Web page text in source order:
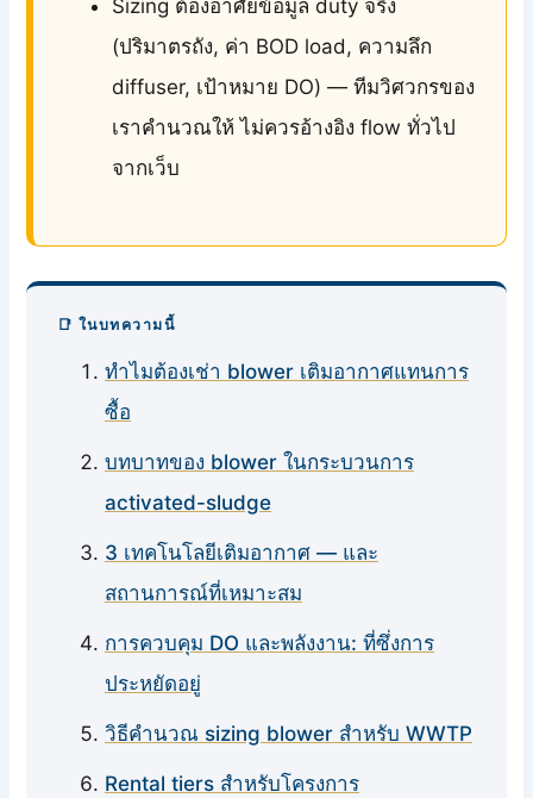
Sizing ต้องอาศัยข้อมูล duty จริง
(ปริมาตรถัง, ค่า BOD load, ความลึก
diffuser, เป้าหมาย DO) — ทีมวิศวกรของ
เราคำนวณให้ ไม่ควรอ้างอิง flow ทั่วไป
จากเว็บ
📑 ในบทความนี้
ทำไมต้องเช่า blower เติมอากาศแทนการ
ซื้อ
บทบาทของ blower ในกระบวนการ
activated-sludge
3 เทคโนโลยีเติมอากาศ — และ
สถานการณ์ที่เหมาะสม
การควบคุม DO และพลังงาน: ที่ซึ่งการ
ประหยัดอยู่
วิธีคำนวณ sizing blower สำหรับ WWTP
Rental tiers สำหรับโครงการ